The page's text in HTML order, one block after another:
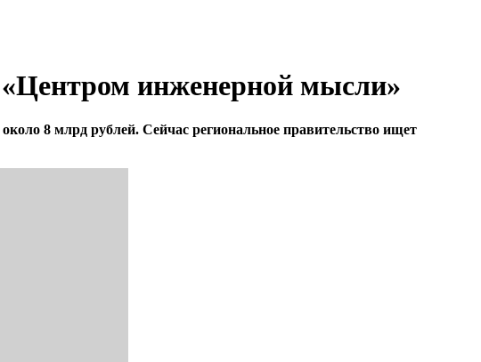
«Центром инженерной мысли»
8 млрд рублей. Сейчас региональное правительство ищет